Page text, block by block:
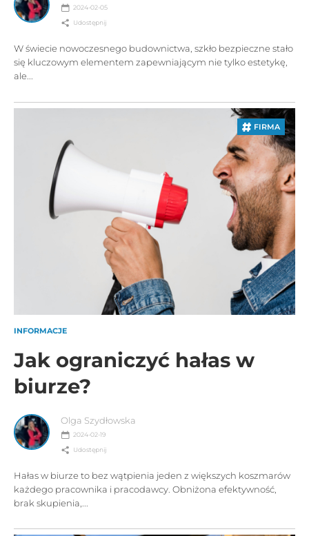
2024-02-05
Udostępnij
W świecie nowoczesnego budownictwa, szkło bezpieczne stało
się kluczowym elementem zapewniającym nie tylko estetykę,
ale...
FIRMA
INFORMACJE
Jak ograniczyć hałas w
biurze?
Olga Szydłowska
2024-02-19
Udostępnij
Hałas w biurze to bez wątpienia jeden z większych koszmarów
każdego pracownika i pracodawcy. Obniżona efektywność,
brak skupienia,...